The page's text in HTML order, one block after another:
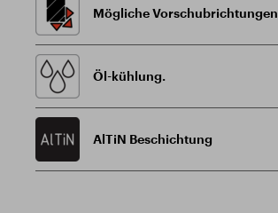
Mögliche Vorschubrichtungen
Öl-kühlung.
AlTiN Beschichtung